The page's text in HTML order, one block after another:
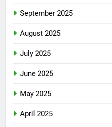
September 2025
August 2025
July 2025
June 2025
May 2025
April 2025